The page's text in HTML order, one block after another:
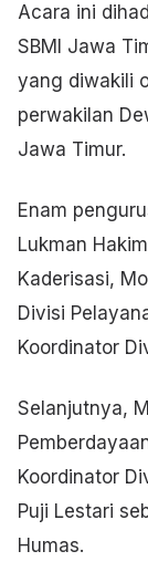
Acara ini
SBMI Jawa
yang diwakili
perwakilan
Jawa Timur.
Enam
Lukman
Kaderisasi,
Divisi
Koordinator
Selanjutnya,
Koordinator
Puji Lestari
Humas.